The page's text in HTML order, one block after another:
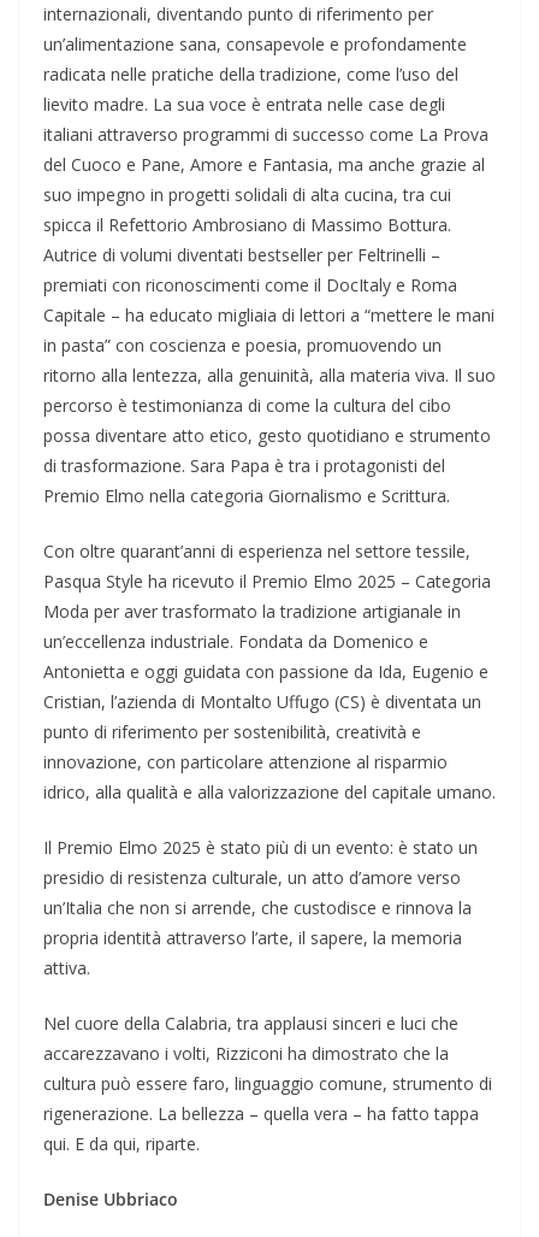
internazionali, diventando punto di riferimento per
un’alimentazione sana, consapevole e profondamente
radicata nelle pratiche della tradizione, come l’uso del
lievito madre. La sua voce è entrata nelle case degli
italiani attraverso programmi di successo come La Prova
del Cuoco e Pane, Amore e Fantasia, ma anche grazie al
suo impegno in progetti solidali di alta cucina, tra cui
spicca il Refettorio Ambrosiano di Massimo Bottura.
Autrice di volumi diventati bestseller per Feltrinelli –
premiati con riconoscimenti come il DocItaly e Roma
Capitale – ha educato migliaia di lettori a “mettere le mani
in pasta” con coscienza e poesia, promuovendo un
ritorno alla lentezza, alla genuinità, alla materia viva. Il suo
percorso è testimonianza di come la cultura del cibo
possa diventare atto etico, gesto quotidiano e strumento
di trasformazione. Sara Papa è tra i protagonisti del
Premio Elmo nella categoria Giornalismo e Scrittura.
Con oltre quarant’anni di esperienza nel settore tessile,
Pasqua Style ha ricevuto il Premio Elmo 2025 – Categoria
Moda per aver trasformato la tradizione artigianale in
un’eccellenza industriale. Fondata da Domenico e
Antonietta e oggi guidata con passione da Ida, Eugenio e
Cristian, l’azienda di Montalto Uffugo (CS) è diventata un
punto di riferimento per sostenibilità, creatività e
innovazione, con particolare attenzione al risparmio
idrico, alla qualità e alla valorizzazione del capitale umano.
Il Premio Elmo 2025 è stato più di un evento: è stato un
presidio di resistenza culturale, un atto d’amore verso
un’Italia che non si arrende, che custodisce e rinnova la
propria identità attraverso l’arte, il sapere, la memoria
attiva.
Nel cuore della Calabria, tra applausi sinceri e luci che
accarezzavano i volti, Rizziconi ha dimostrato che la
cultura può essere faro, linguaggio comune, strumento di
rigenerazione. La bellezza – quella vera – ha fatto tappa
qui. E da qui, riparte.
Denise Ubbriaco